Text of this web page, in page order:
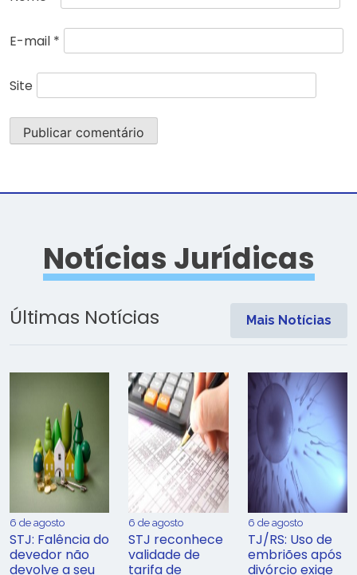
E-mail *
Site
Notícias Jurídicas
Últimas Notícias Mais Notícias
6 de agosto
STJ: Falência do
devedor não
devolve a seu
6 de agosto
STJ reconhece
validade de
tarifa de
6 de agosto
TJ/RS: Uso de
embriões após
divórcio exige